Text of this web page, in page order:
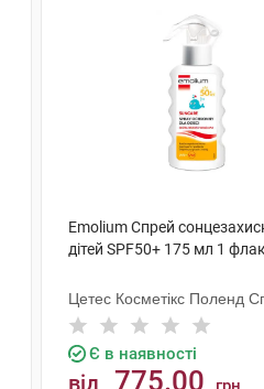
Emolium Спрей
дітей SPF50+ 175 мл 1
Цетес Косметікс Поленд
Є в наявності
від 775.00